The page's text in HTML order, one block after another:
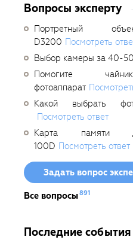
Вопросы эксперту
Портретный
D3200 Посмотреть
Выбор камеры за 40-
Помогите
фотоаппарат
Какой выбрать
Посмотреть ответ
Карта памяти
100D Посмотреть ответ
Задать вопрос
Все вопросы891
Последние события